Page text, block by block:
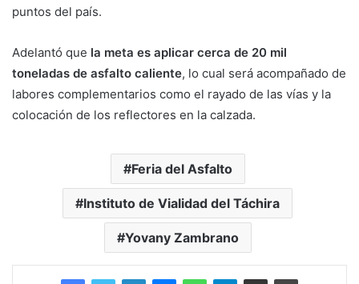
puntos del país.
Adelantó que la meta es aplicar cerca de 20 mil
toneladas de asfalto caliente, lo cual será acompañado de
labores complementarios como el rayado de las vías y la
colocación de los reflectores en la calzada.
Feria del Asfalto
Instituto de Vialidad del Táchira
Yovany Zambrano